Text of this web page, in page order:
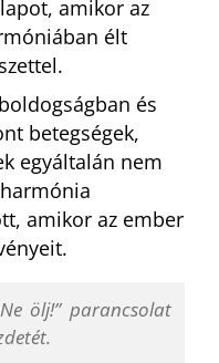
amikor az
élt
és
betegségek,
egyáltalán nem
amikor az ember
ölj!” parancsolat